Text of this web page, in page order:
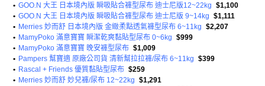
• GOO.N 大王 日本境內版 瞬吸貼合褲型尿布 迪士尼版12~22kg $1,100
• GOO.N 大王 日本境內版 瞬吸貼合褲型尿布 迪士尼版 9~14kg $1,111
• Merries 妙而舒 日本境內版 金緻柔點透氣褲型尿布 6~11kg $2,207
• MamyPoko 滿意寶寶 瞬潔乾爽黏貼型尿布 0~6kg $999
• MamyPoko 滿意寶寶 晚安褲型尿布 $1,009
• Pampers 幫寶適 原廠公司貨 清新幫拉拉褲/尿布 6~11kg $399
• Rascal + Friends 優質黏貼型尿布 $259
• Merries 妙而舒 妙兒褲/尿布 12~22kg $1,291